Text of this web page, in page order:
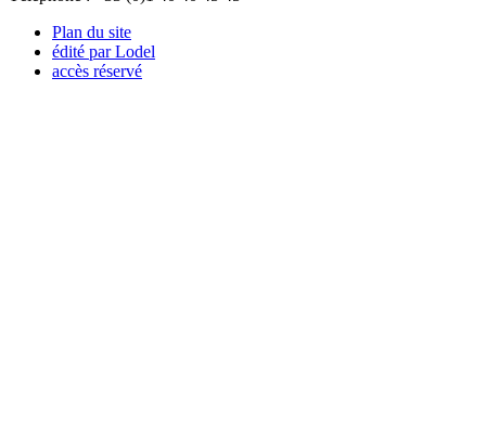
Plan du site
édité par Lodel
accès réservé